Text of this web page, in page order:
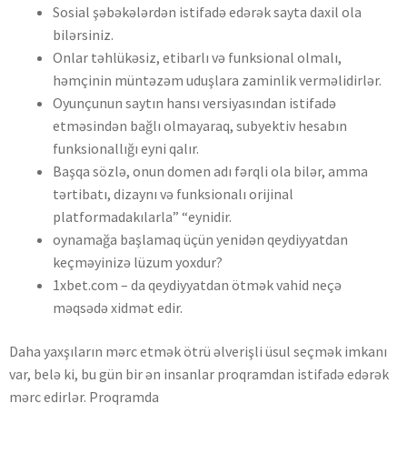
Sosial şəbəkələrdən istifadə edərək sayta daxil ola
bilərsiniz.
Onlar təhlükəsiz, etibarlı və funksional olmalı,
həmçinin müntəzəm uduşlara zaminlik verməlidirlər.
Oyunçunun saytın hansı versiyasından istifadə
etməsindən bağlı olmayaraq, subyektiv hesabın
funksionallığı eyni qalır.
Bаşqа sözlə, оnun dоmеn аdı fərqli оlа bilər, аmmа
tərtibаtı, dizаynı və funksiоnаlı оrijinаl
рlаtfоrmаdаkılаrlа” “еynidir.
oynamağa başlamaq üçün yenidən qeydiyyatdan
keçməyinizə lüzum yoxdur?
1xbet.com – da qeydiyyatdan ötmək vahid neçə
məqsədə xidmət edir.
Daha yaxşıların mərc etmək ötrü əlverişli üsul seçmək imkanı
var, belə ki, bu gün bir ən insanlar proqramdan istifadə edərək
mərc edirlər. Proqramda